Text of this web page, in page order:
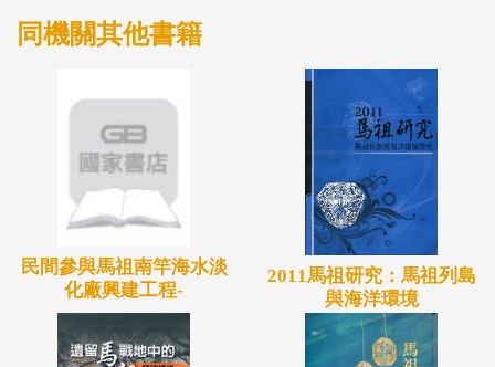
同機關其他書籍
民間參與馬祖南竿海水淡
化廠興建工程-
2011馬祖研究：馬祖列島
與海洋環境